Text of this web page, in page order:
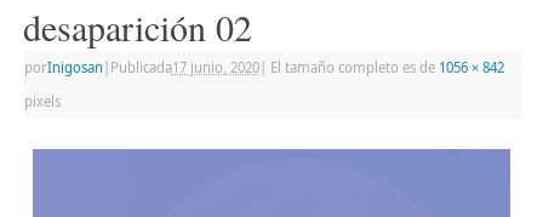
desaparición 02
porInigosan Publicada17 junio, 2020| El tamaño completo es de 1056 × 842
pixels